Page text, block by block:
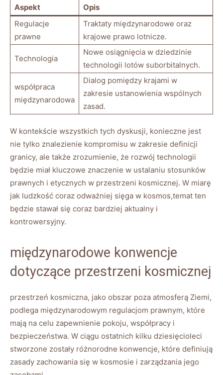
Aspekt
Opis
Regulacje
prawne
Traktaty międzynarodowe oraz
krajowe prawo lotnicze.
Technologia
Nowe osiągnięcia w dziedzinie
technologii lotów suborbitalnych.
współpraca
międzynarodowa
Dialog pomiędzy krajami w
zakresie ustanowienia wspólnych
zasad.
W kontekście wszystkich tych dyskusji, konieczne jest
nie tylko znalezienie kompromisu w zakresie definicji
granicy, ale także zrozumienie, że rozwój technologii
będzie miał kluczowe znaczenie w ustalaniu stosunków
prawnych i etycznych w przestrzeni kosmicznej. W miarę
jak ludzkość coraz odważniej sięga w kosmos,temat ten
będzie stawał się coraz bardziej aktualny i
kontrowersyjny.
międzynarodowe konwencje
dotyczące przestrzeni kosmicznej
przestrzeń kosmiczna, jako obszar poza atmosferą Ziemi,
podlega międzynarodowym regulacjom prawnym, które
mają na celu zapewnienie pokoju, współpracy i
bezpieczeństwa. W ciągu ostatnich kilku dziesięcioleci
stworzone zostały różnorodne konwencje, które definiują
zasady zachowania się w kosmosie i zarządzania jego